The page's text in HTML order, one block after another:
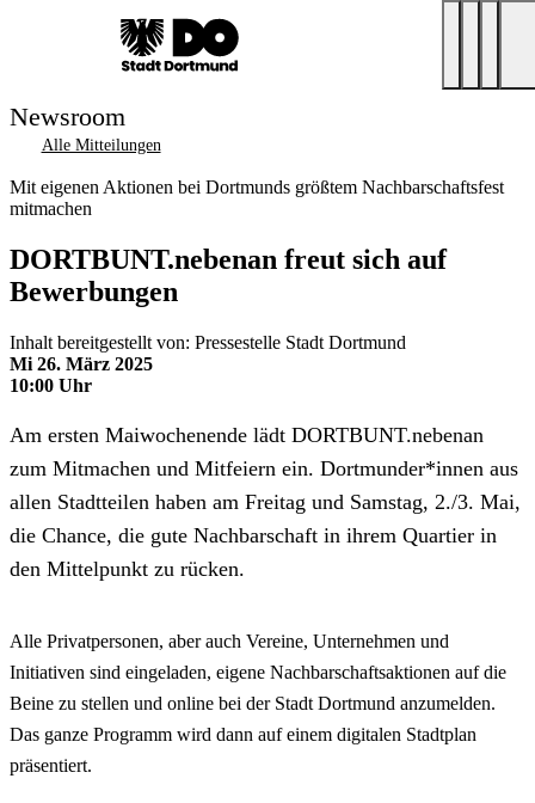
Newsroom
Alle Mitteilungen
Mit eigenen Aktionen bei Dortmunds größtem Nachbarschaftsfest
mitmachen
DORTBUNT.nebenan freut sich auf
Bewerbungen
Inhalt bereitgestellt von: Pressestelle Stadt Dortmund
Mi 26. März 2025
10:00 Uhr
Am ersten Maiwochenende lädt DORTBUNT.nebenan
zum Mitmachen und Mitfeiern ein. Dortmunder*innen aus
allen Stadtteilen haben am Freitag und Samstag, 2./3. Mai,
die Chance, die gute Nachbarschaft in ihrem Quartier in
den Mittelpunkt zu rücken.
Alle Privatpersonen, aber auch Vereine, Unternehmen und
Initiativen sind eingeladen, eigene Nachbarschaftsaktionen auf die
Beine zu stellen und online bei der Stadt Dortmund anzumelden.
Das ganze Programm wird dann auf einem digitalen Stadtplan
präsentiert.